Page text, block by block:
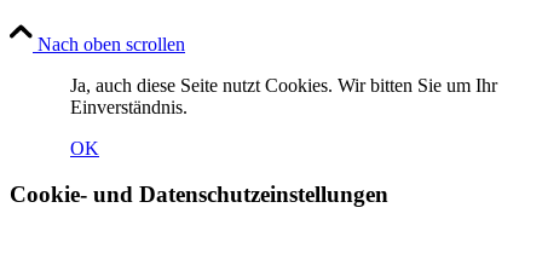
Nach oben scrollen
Ja, auch diese Seite nutzt Cookies. Wir bitten Sie um Ihr
Einverständnis.
OK
Cookie- und Datenschutzeinstellungen